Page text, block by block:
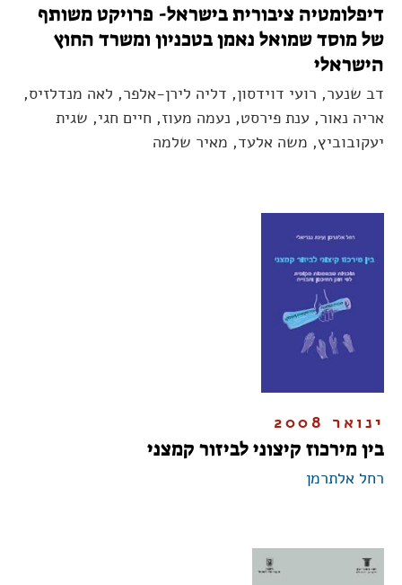
דיפלומטיה ציבורית בישראל- פרויקט משותף
של מוסד שמואל נאמן בטכניון ומשרד החוץ
הישראלי
דב שנער, רועי דוידסון, דליה לירן-אלפר, לאה מנדלזיס,
אריה נאור, ענת פירסט, נעמה מעוז, חיים חגי, שגית
יעקובוביץ, משה אלעד, מאיר שלמה
ינואר 2008
בין מירכוז קיצוני לביזור קמצני
רחל אלתרמן